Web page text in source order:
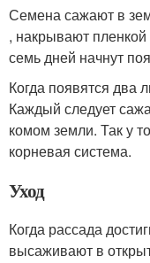
Семена сажают в
, накрывают
семь дней начнут
Когда появятся два
Каждый следует
комом земли. Так у
корневая система.
Уход
Когда рассада
высаживают в